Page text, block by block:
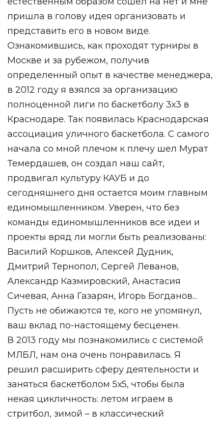
пришла в голову идея организовать и
представить его в новом виде.
Ознакомившись, как проходят турниры в
Москве и за рубежом, получив
определенный опыт в качестве менеджера,
в 2012 году я взялся за организацию
полноценной лиги по баскетболу 3х3 в
Краснодаре. Так появилась Краснодарская
ассоциация уличного баскетбола. С самого
начала со мной плечом к плечу шел Мурат
Темердашев, он создал наш сайт,
продвигал культуру КАУБ и до
сегодняшнего дня остается моим главным
единомышленником. Уверен, что без
команды единомышленников все идеи и
проекты вряд ли могли быть реализованы:
Василий Коршков, Алексей Дудник,
Дмитрий Тернопол, Сергей Леванов,
Александр Казмировский, Анастасия
Сичевая, Анна Газарян, Игорь Богданов...
Пусть не обижаются те, кого не упомянул,
ваш вклад по-настоящему бесценен.
В 2013 году мы познакомились с системой
МЛБЛ, нам она очень понравилась. Я
решил расширить сферу деятельности и
заняться баскетболом 5х5, чтобы была
некая цикличность: летом играем в
стритбол, зимой – в классический